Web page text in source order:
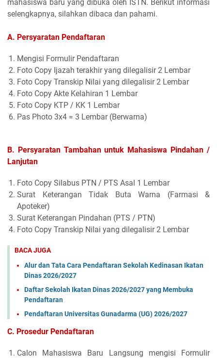
mahasiswa baru yang dibuka oleh ISTN. Berikut informasi
selengkapnya, silahkan dibaca dan pahami.
A. Persyaratan Pendaftaran
Mengisi Formulir Pendaftaran
Foto Copy Ijazah terakhir yang dilegalisir 2 Lembar
Foto Copy Transkip Nilai yang dilegalisir 2 Lembar
Foto Copy Akte Kelahiran 1 Lembar
Foto Copy KTP / KK 1 Lembar
Pas Photo 3x4 = 3 Lembar (Berwarna)
B. Persyaratan Tambahan untuk Mahasiswa Pindahan /
Lanjutan
Foto Copy Silabus PTN / PTS Asal 1 Lembar
Surat Keterangan Tidak Buta Warna (Farmasi &
Apoteker)
Surat Keterangan Pindahan (PTS / PTN)
Foto Copy Transkip Nilai yang dilegalisir 2 Lembar
BACA JUGA
Alur dan Tata Cara Pendaftaran Sekolah Kedinasan Ikatan
Dinas 2026/2027
Daftar Sekolah Ikatan Dinas 2026/2027 yang Membuka
Pendaftaran
Pendaftaran Universitas Gunadarma (UG) 2026/2027
C. Prosedur Pendaftaran
Calon Mahasiswa Baru Langsung mengisi Formulir